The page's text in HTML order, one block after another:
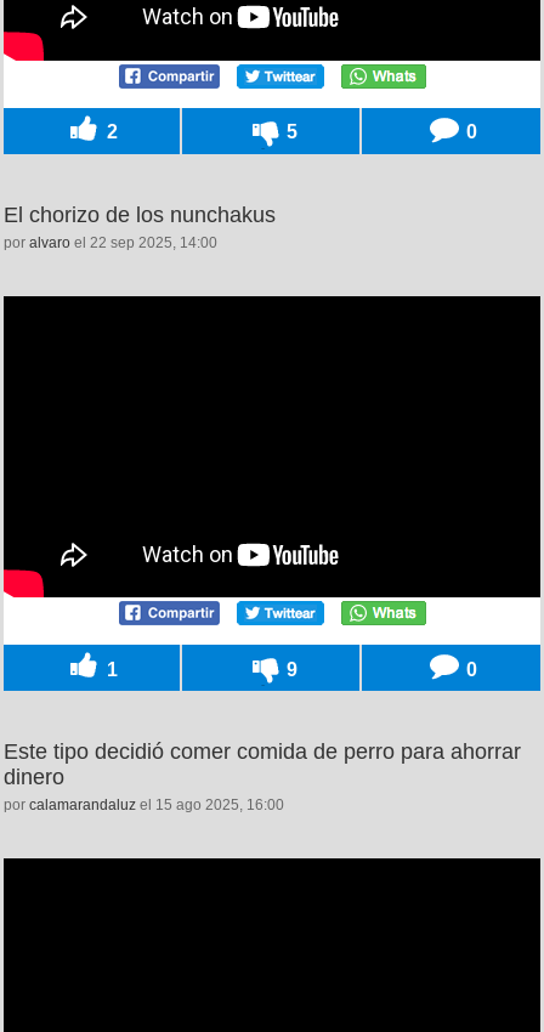
2 5 0
El chorizo de los nunchakus
por alvaro el 22 sep 2025, 14:00
1 9 0
Este tipo decidió comer comida de perro para ahorrar
dinero
por calamarandaluz el 15 ago 2025, 16:00